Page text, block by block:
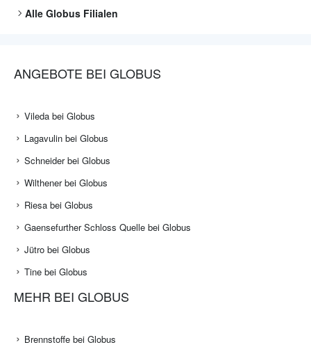
Alle Globus Filialen
ANGEBOTE BEI GLOBUS
Vileda bei Globus
Lagavulin bei Globus
Schneider bei Globus
Wilthener bei Globus
Riesa bei Globus
Gaensefurther Schloss Quelle bei Globus
Jütro bei Globus
Tine bei Globus
MEHR BEI GLOBUS
Brennstoffe bei Globus